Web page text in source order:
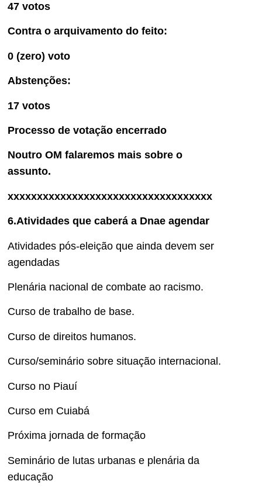
47 votos
Contra o arquivamento do feito:
0 (zero) voto
Abstenções:
17 votos
Processo de votação encerrado
Noutro OM falaremos mais sobre o
assunto.
xxxxxxxxxxxxxxxxxxxxxxxxxxxxxxxxxxx
6.Atividades que caberá a Dnae agendar
Atividades pós-eleição que ainda devem ser
agendadas
Plenária nacional de combate ao racismo.
Curso de trabalho de base.
Curso de direitos humanos.
Curso/seminário sobre situação internacional.
Curso no Piauí
Curso em Cuiabá
Próxima jornada de formação
Seminário de lutas urbanas e plenária da
educação